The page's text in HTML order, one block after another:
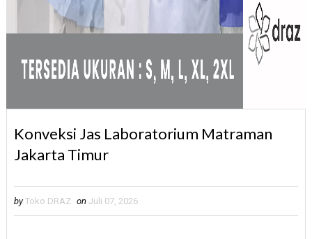
Konveksi Jas Laboratorium Matraman
Jakarta Timur
by Toko DRAZ on Juli 07, 2026